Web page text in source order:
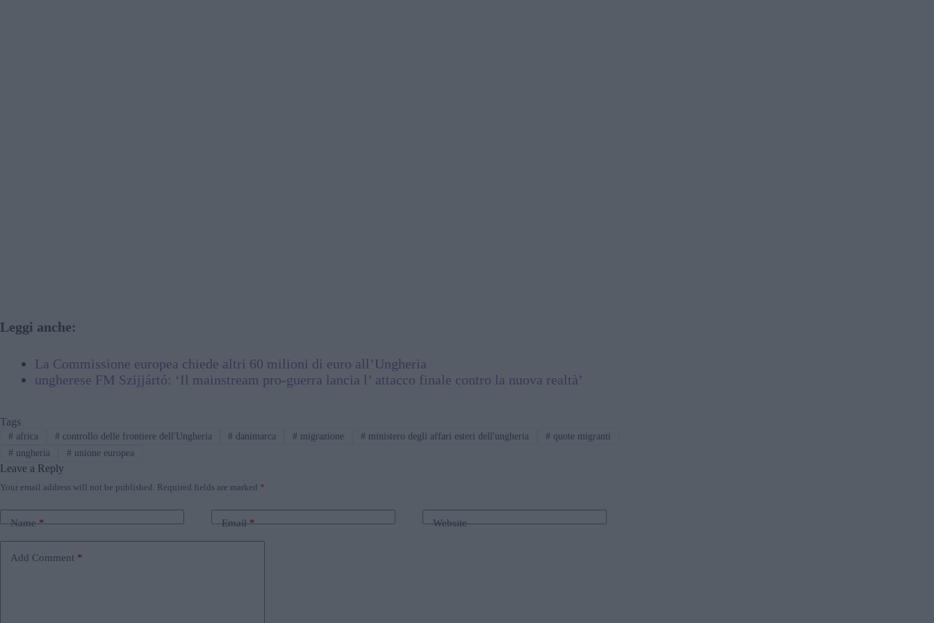
Leggi anche:
La Commissione europea chiede altri 60 milioni di euro all’Ungheria
ungherese FM Szijjártó: ‘Il mainstream pro-guerra lancia l’ attacco finale contro la nuova realtà’
Tags
#africa #controllo delle frontiere dell'Ungheria # danimarca # migrazione # ministero degli affari esteri dell'ungheria #quote migranti
#ungheria #unione europea
Leave a Reply
Your email address will not be published. Required fields are marked *
Name* Email* Website
Add Comment *